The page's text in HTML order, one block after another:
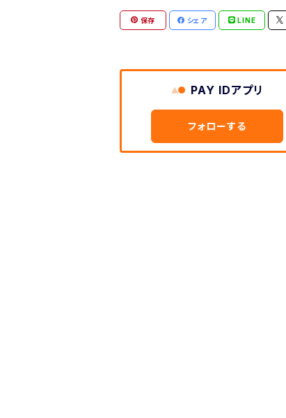
保存 シェア LINE
PAY IDアプリ
フォローする